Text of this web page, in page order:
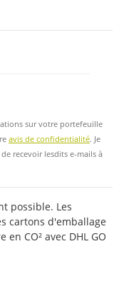
sur votre portefeuille
avis de confidentialité. Je
recevoir lesdits e-mails à
possible. Les
cartons d'emballage
CO² avec DHL GO